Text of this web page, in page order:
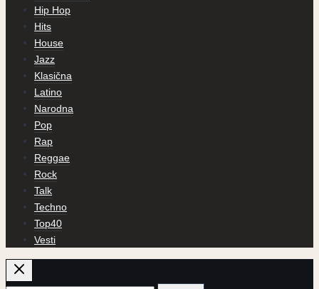
Hip Hop
Hits
House
Jazz
Klasična
Latino
Narodna
Pop
Rap
Reggae
Rock
Talk
Techno
Top40
Vesti